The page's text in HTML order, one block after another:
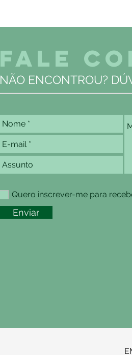
FALE
NÃO ENCONTROU?
Quero inscrever-me para
Enviar